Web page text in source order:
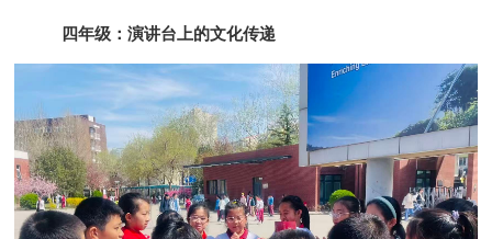
四年级：演讲台上的文化传递